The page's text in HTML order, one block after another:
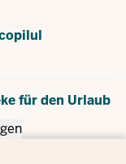
für den Urlaub